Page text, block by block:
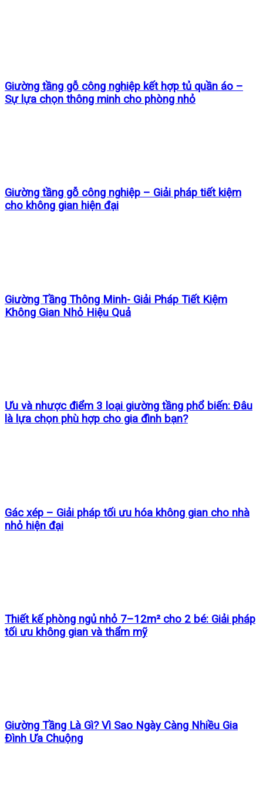
Giường tầng gỗ công nghiệp kết hợp tủ quần áo –
Sự lựa chọn thông minh cho phòng nhỏ
Giường tầng gỗ công nghiệp – Giải pháp tiết kiệm
cho không gian hiện đại
Giường Tầng Thông Minh- Giải Pháp Tiết Kiệm
Không Gian Nhỏ Hiệu Quả
Ưu và nhược điểm 3 loại giường tầng phổ biến: Đâu
là lựa chọn phù hợp cho gia đình bạn?
Gác xép – Giải pháp tối ưu hóa không gian cho nhà
nhỏ hiện đại
Thiết kế phòng ngủ nhỏ 7–12m² cho 2 bé: Giải pháp
tối ưu không gian và thẩm mỹ
Giường Tầng Là Gì? Vì Sao Ngày Càng Nhiều Gia
Đình Ưa Chuộng